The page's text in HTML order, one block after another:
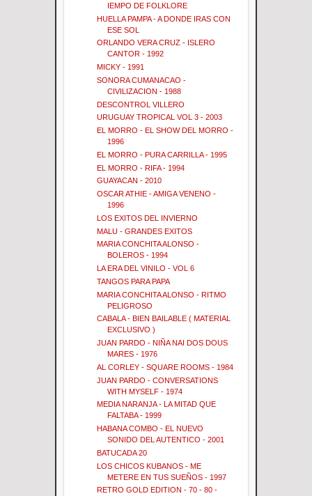
IEMPO DE FOLKLORE
HUELLA PAMPA - A DONDE IRAS CON
ESE SOL
ORLANDO VERA CRUZ - ISLERO
CANTOR - 1992
MICKY - 1991
SONORA CUMANACAO -
CIVILIZACION - 1988
DESCONTROL VILLERO
URUGUAY TROPICAL VOL 3 - 2003
EL MORRO - EL SHOW DEL MORRO -
1996
EL MORRO - PURA CARRILLA - 1995
EL MORRO - RIFA - 1994
GUAYACAN - 2010
OSCAR ATHIE - AMIGA VENENO -
1996
LOS EXITOS DEL INVIERNO
MALU - GRANDES EXITOS
MARIA CONCHITA ALONSO -
BOLEROS - 1994
LA ERA DEL VINILO - VOL 6
TANGOS PARA PAPA
MARIA CONCHITA ALONSO - RITMO
PELIGROSO
CABALA - BIEN BAILABLE ( MATERIAL
EXCLUSIVO )
JUAN PARDO - NIÑA NAI DOS DOUS
MARES - 1976
AL CORLEY - SQUARE ROOMS - 1984
JUAN PARDO - CONVERSATIONS
WITH MYSELF - 1974
MEDIA NARANJA - LA MITAD QUE
FALTABA - 1999
HABANA COMBO - EL NUEVO
SONIDO DEL AUTENTICO - 2001
BATUCADA 20
LOS CHICOS KUBANOS - ME
METERE EN TUS SUEÑOS - 1997
RETRO GOLD EDITION - 70 - 80 -